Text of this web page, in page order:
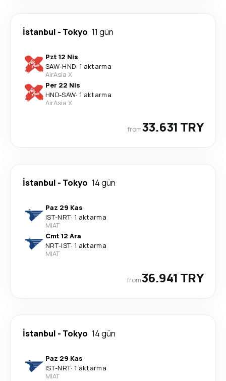
İstanbul - Tokyo 11 gün
Pzt 12 Nis
SAW-HND· 1 aktarma
AirAsia X
Per 22 Nis
HND-SAW· 1 aktarma
AirAsia X
from33.631 TRY
İstanbul - Tokyo 14 gün
Paz 29 Kas
IST-NRT· 1 aktarma
MIAT
Cmt 12 Ara
NRT-IST· 1 aktarma
MIAT
from36.941 TRY
İstanbul - Tokyo 14 gün
Paz 29 Kas
IST-NRT· 1 aktarma
MIAT